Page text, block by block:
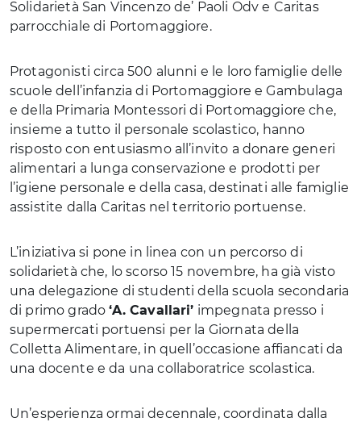
Solidarietà San Vincenzo de’ Paoli Odv e Caritas
parrocchiale di Portomaggiore.
Protagonisti circa 500 alunni e le loro famiglie delle
scuole dell’infanzia di Portomaggiore e Gambulaga
e della Primaria Montessori di Portomaggiore che,
insieme a tutto il personale scolastico, hanno
risposto con entusiasmo all’invito a donare generi
alimentari a lunga conservazione e prodotti per
l’igiene personale e della casa, destinati alle famiglie
assistite dalla Caritas nel territorio portuense.
L’iniziativa si pone in linea con un percorso di
solidarietà che, lo scorso 15 novembre, ha già visto
una delegazione di studenti della scuola secondaria
di primo grado‘A. Cavallari’ impegnata presso i
supermercati portuensi per la Giornata della
Colletta Alimentare, in quell’occasione affiancati da
una docente e da una collaboratrice scolastica.
Un’esperienza ormai decennale, coordinata dalla